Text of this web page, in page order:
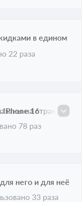
в едином
22 раза
IPhone 16на странице
78 раз
него и для неё
33 раза